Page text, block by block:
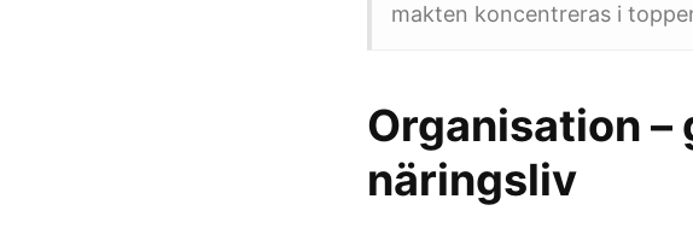
makten koncentreras i
Organisation –
näringsliv